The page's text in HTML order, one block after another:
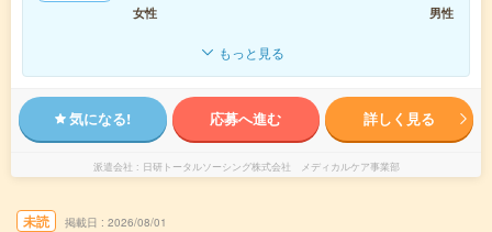
女性
男性
もっと見る
気になる! 応募へ進む 詳しく見る
派遣会社 日研トータルソーシング株式会社 メディカルケア事業部
未読 掲載日 2026/08/01